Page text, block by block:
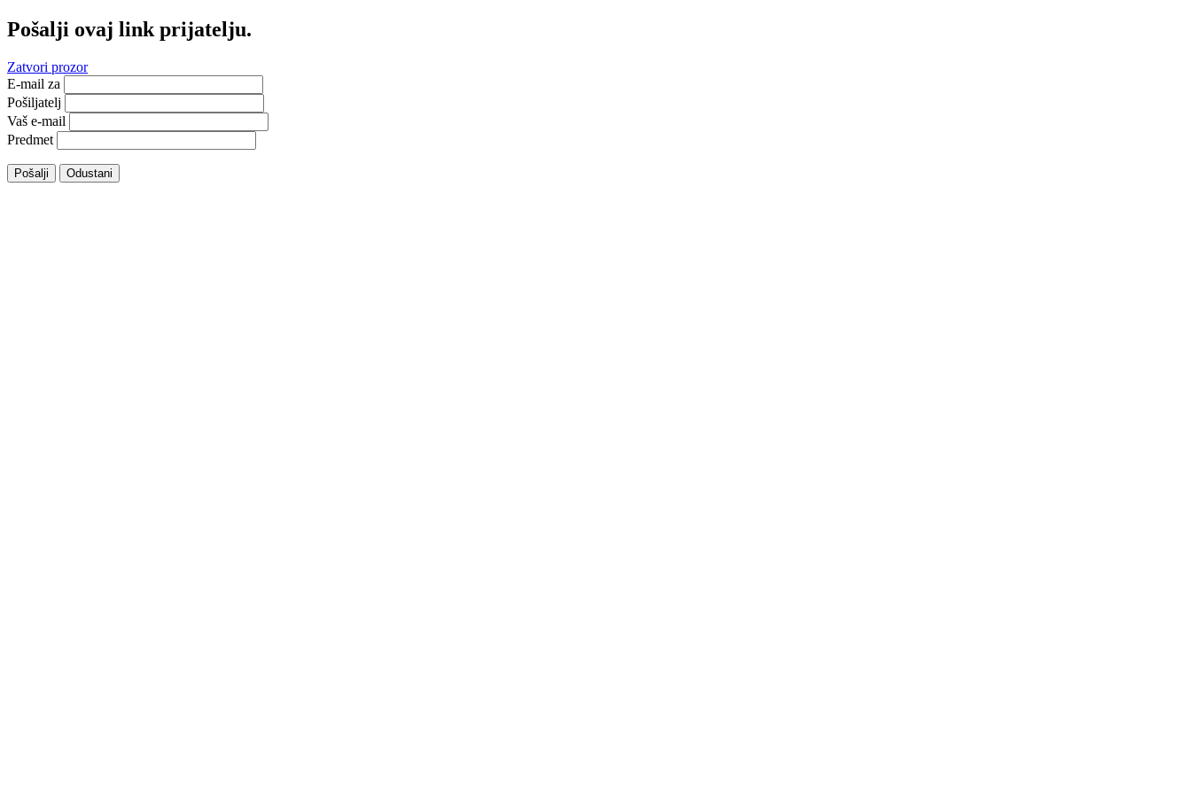
Pošalji ovaj link prijatelju.
Zatvori prozor
E-mail za
Pošiljatelj
Vaš e-mail
Predmet
Pošalji Odustani